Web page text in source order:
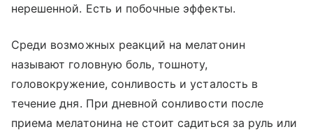
нерешенной. Есть и побочные эффекты.
Среди возможных реакций на мелатонин
называют головную боль, тошноту,
головокружение, сонливость и усталость в
течение дня. При дневной сонливости после
приема мелатонина не стоит садиться за руль или